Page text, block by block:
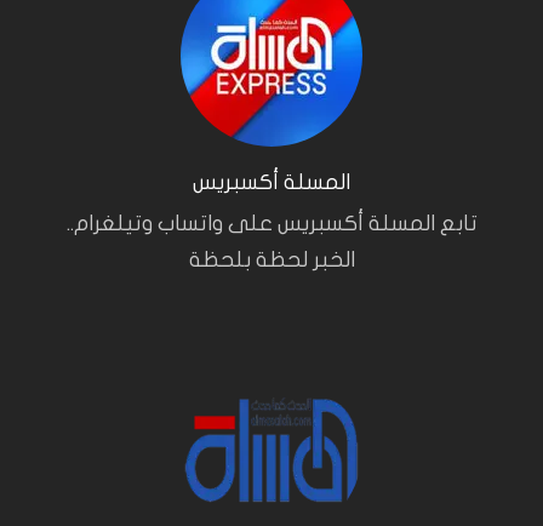
المسلة أكسبريس
تابع المسلة أكسبريس على واتساب وتيلغرام..
الخبر لحظة بلحظة